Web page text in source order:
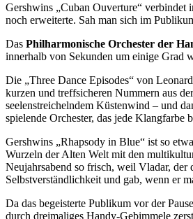
Gershwins „Cuban Ouverture“ verbindet
noch erweiterte. Sah man sich im
Das Philharmonische Orchester der
innerhalb von Sekunden um einige Grad
Die „Three Dance Episodes“ von
kurzen und treffsicheren Nummern aus
seelenstreichelndem Küstenwind – und
spielende Orchester, das jede Klangfarbe
Gershwins „Rhapsody in Blue“ ist so
Wurzeln der Alten Welt mit den
Neujahrsabend so frisch, weil Vladar, der
Selbstverständlichkeit und gab, wenn er
Da das begeisterte Publikum vor der
durch dreimaliges Handy-Gebimmele